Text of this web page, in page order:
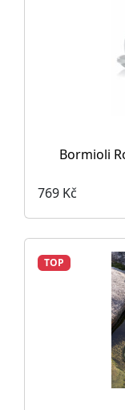
Bormioli
769 Kč
TOP